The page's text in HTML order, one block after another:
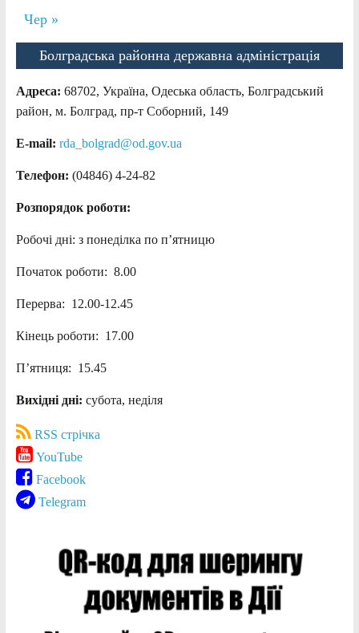
Чер »
Болградська районна державна адміністрація
Адреса: 68702, Україна, Одеська область, Болградський
район, м. Болград, пр-т Соборний, 149
E-mail: rda_bolgrad@od.gov.ua
Телефон: (04846) 4-24-82
Розпорядок роботи:
Робочі дні: з понеділка по п’ятницю
Початок роботи: 8.00
Перерва: 12.00-12.45
Кінець роботи: 17.00
П’ятниця: 15.45
Вихідні дні: субота, неділя
RSS стрічка
YouTube
Facebook
Telegram